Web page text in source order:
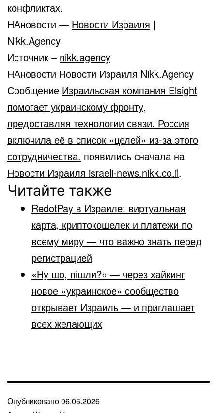
конфликтах.
НАновости — Новости Израиля |
Nikk.Agency
Источник – nikk.agency
НАновости Новости Израиля Nikk.Agency
Сообщение Израильская компания Elsight
помогает украинскому фронту,
предоставляя технологии связи. Россия
включила её в список «целей» из-за этого
сотрудничества. появились сначала на
Новости Израиля israeli-news.nikk.co.il.
Читайте также
RedotPay в Израиле: виртуальная
карта, криптокошелек и платежи по
всему миру — что важно знать перед
регистрацией
«Ну шо, пішли?» — через хайкинг
новое «украинское» сообщество
открывает Израиль — и приглашает
всех желающих
Опубликовано06.06.2026